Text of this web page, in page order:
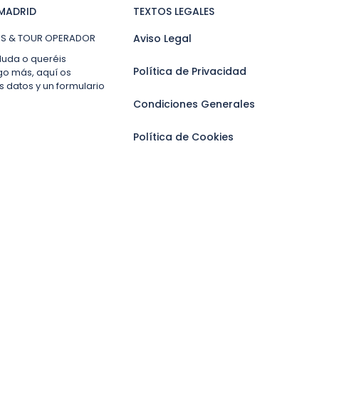
& TOUR OPERADOR
o queréis
más, aquí os
datos y un formulario
TEXTOS LEGALES
Aviso Legal
Política de Privacidad
Condiciones Generales
Política de Cookies